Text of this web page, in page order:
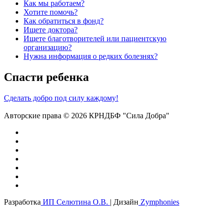
Как мы работаем?
Хотите помочь?
Как обратиться в фонд?
Ищете доктора?
Ищете благотворителей или пациентскую
организацию?
Нужна информация о редких болезнях?
Спасти ребенка
Сделать добро под силу каждому!
Авторские права © 2026 КРНДБФ "Сила Добра"
Разработка ИП Селютина О.В. | Дизайн Zymphonies